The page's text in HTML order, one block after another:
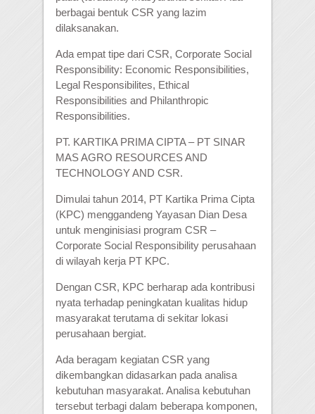
berbagai bentuk CSR yang lazim
dilaksanakan.
Ada empat tipe dari CSR, Corporate Social
Responsibility: Economic Responsibilities,
Legal Responsibilites, Ethical
Responsibilities and Philanthropic
Responsibilities.
PT. KARTIKA PRIMA CIPTA – PT SINAR
MAS AGRO RESOURCES AND
TECHNOLOGY AND CSR.
Dimulai tahun 2014, PT Kartika Prima Cipta
(KPC) menggandeng Yayasan Dian Desa
untuk menginisiasi program CSR –
Corporate Social Responsibility perusahaan
di wilayah kerja PT KPC.
Dengan CSR, KPC berharap ada kontribusi
nyata terhadap peningkatan kualitas hidup
masyarakat terutama di sekitar lokasi
perusahaan bergiat.
Ada beragam kegiatan CSR yang
dikembangkan didasarkan pada analisa
kebutuhan masyarakat. Analisa kebutuhan
tersebut terbagi dalam beberapa komponen,